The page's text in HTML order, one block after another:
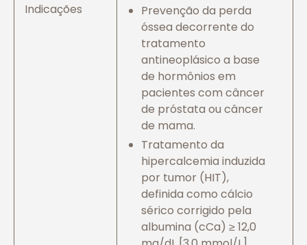
Indicações
Prevenção da perda
óssea decorrente do
tratamento
antineoplásico a base
de hormônios em
pacientes com câncer
de próstata ou câncer
de mama.
Tratamento da
hipercalcemia induzida
por tumor (HIT),
definida como cálcio
sérico corrigido pela
albumina (cCa) ≥ 12,0